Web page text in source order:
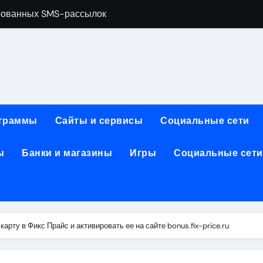
SMS-рассылок
анимации и восстановления фото и видео
почтой: функции, архитектура и безопасность
для современных профессий
преимущества, популярные решения и критерии
и пополнение в USDT: возможности, правовой статус и
данных и сетевого оборудования под рабочие
Сайты и сервисы Социальные сети
Банки и магазины Игры Социальные сети
карту в Фикс Прайс и активировать ее на сайте bonus.fix-price.ru